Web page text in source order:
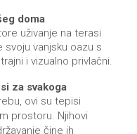
doma
uživanje na terasi
vanjsku oazu s
i vizualno privlačni.
za svakoga
ovi su tepisi
prostoru. Njihovi
čine ih